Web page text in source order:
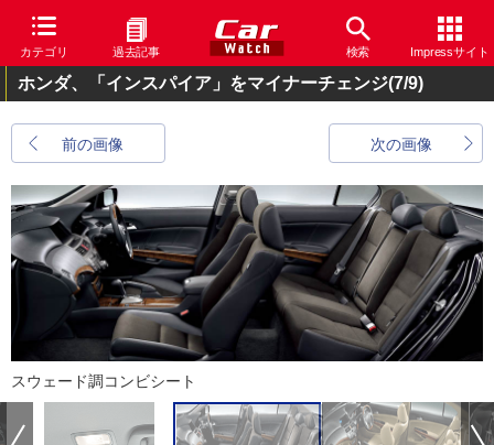
カテゴリ 過去記事 検索 Impressサイト
ホンダ、「インスパイア」をマイナーチェンジ(7/9)
前の画像 次の画像
スウェード調コンビシート